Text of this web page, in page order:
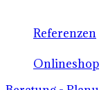
Referenzen